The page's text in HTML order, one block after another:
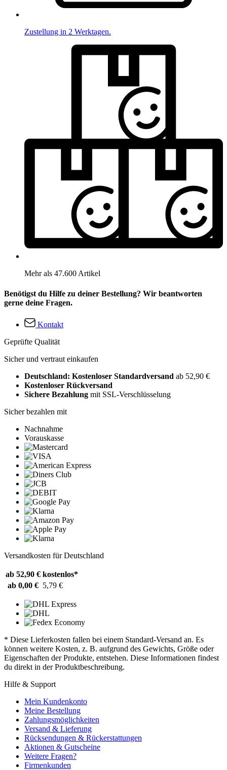
Zustellung in 2 Werktagen.
Mehr als 47.600 Artikel
Benötigst du Hilfe zu deiner Bestellung? Wir beantworten
gerne deine Fragen.
Kontakt
Geprüfte Qualität
Sicher und vertraut einkaufen
Deutschland: Kostenloser Standardversand ab 52,90 €
Kostenloser Rückversand
Sichere Bezahlung mit SSL-Verschlüsselung
Sicher bezahlen mit
Nachnahme
Vorauskasse
Versandkosten für Deutschland
ab 52,90 € kostenlos*
ab 0,00 € 5,79 €
* Diese Lieferkosten fallen bei einem Standard-Versand an. Es
können weitere Kosten, z. B. aufgrund des Gewichts, Größe oder
Eigenschaften der Produkte, entstehen. Diese Informationen findest
du direkt in der Produktbeschreibung.
Hilfe & Support
Mein Kundenkonto
Meine Bestellung
Zahlungsmöglichkeiten
Versand & Lieferung
Rücksendungen & Rückerstattungen
Aktionen & Gutscheine
Weitere Fragen?
Firmenkunden